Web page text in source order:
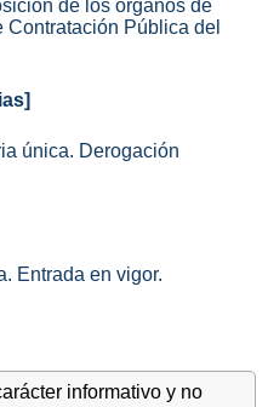
de los órganos de
Contratación Pública del
única. Derogación
Entrada en vigor.
informativo y no